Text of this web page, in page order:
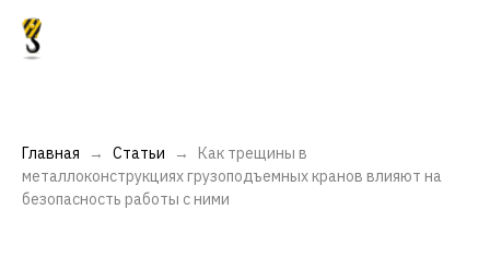
Главная Статьи
Как трещины в
металлоконструкциях грузоподъемных кранов влияют на
безопасность работы с ними